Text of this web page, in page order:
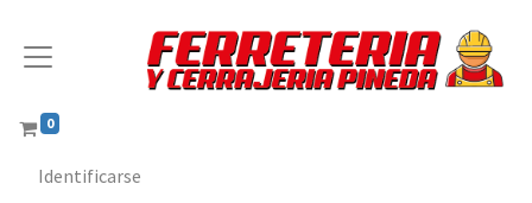
0
Identificarse